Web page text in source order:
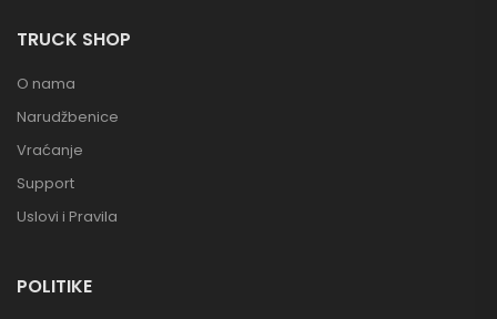
TRUCK SHOP
O nama
Narudžbenice
Vraćanje
Support
Uslovi i Pravila
POLITIKE